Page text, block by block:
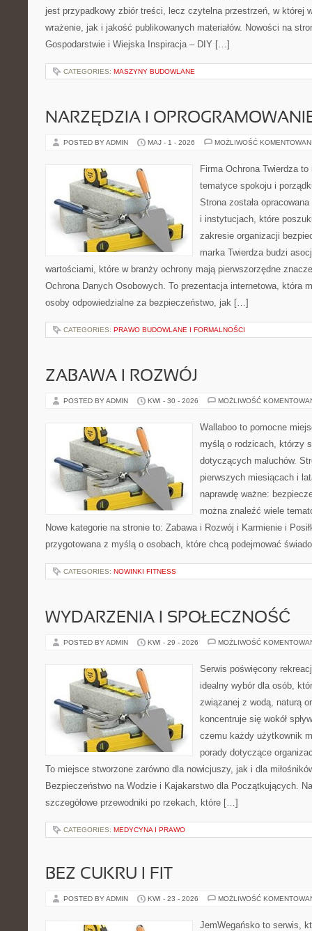
jest przypadkowy zbiór treści, lecz czytelna przestrzeń, w której
wrażenie, jak i jakość publikowanych materiałów. Nowości na
Gospodarstwie i Wiejska Inspiracja – DIY […]
CATEGORIES: MASZYNY BUDOWLANE
NARZĘDZIA I
POSTED BY ADMIN MAJ - 1 - 2026 MOŻLIWOŚĆ
Firma Ochrona Twierdza
tematyce spokoju i
Strona została
i instytucjach, które
zakresie organizacji
marka Twierdza budzi
wartościami, które w branży ochrony mają pierwszorzędne
Ochrona Danych Osobowych. To prezentacja internetowa, która
osoby odpowiedzialne za bezpieczeństwo, jak […]
CATEGORIES: PRAWO BUDOWLANE I FORMALNOŚCI
ZABAWA I ROZWÓJ
POSTED BY ADMIN KWI - 30 - 2026 MOŻLIWOŚĆ
Wallaboo to pomocne
myślą o rodzicach, którzy
dotyczących maluchów.
pierwszych miesiącach i
naprawdę ważne:
można znaleźć wiele
Nowe kategorie na stronie to: Zabawa i Rozwój i Karmienie i
przygotowana z myślą o osobach, które chcą podejmować
CATEGORIES: NOWINKI FITNESS
WYDARZENIA I SPOŁECZNOŚĆ
POSTED BY ADMIN KWI - 29 - 2026 MOŻLIWOŚĆ
Serwis poświęcony
idealny wybór dla osób,
związanej z wodą, naturą
koncentruje się wokół
czemu każdy użytkownik
porady dotyczące
To miejsce stworzone zarówno dla nowicjuszy, jak i dla
Bezpieczeństwo na Wodzie i Kajakarstwo dla Początkujących.
szczegółowe przewodniki po rzekach, które […]
CATEGORIES: MEDYCYNA I PRAWO
BEZ CUKRU I FIT
POSTED BY ADMIN KWI - 23 - 2026 MOŻLIWOŚĆ
JemWegańsko to serwis,